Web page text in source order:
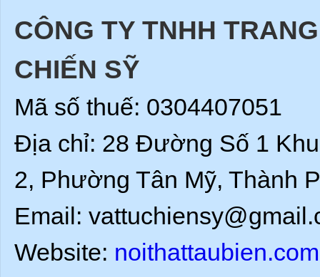
CÔNG TY TNHH
CHIẾN SỸ
Mã số thuế: 0304407051
Địa chỉ: 28 Đường Số 1
2, Phường Tân Mỹ, Thành
Email:
Website: noithattaubien.com